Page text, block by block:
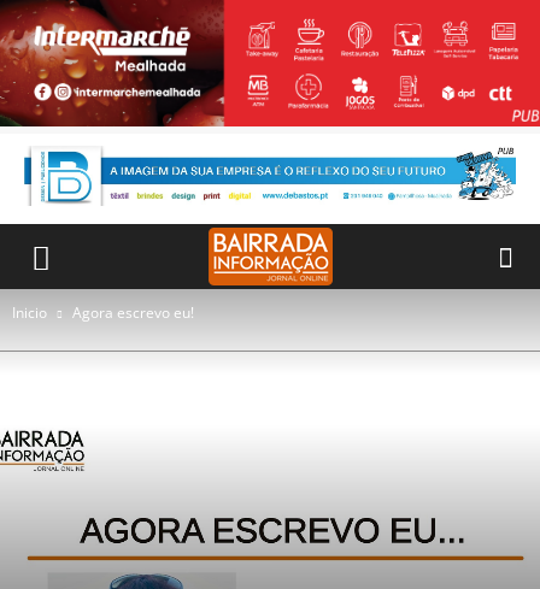
Inicio Agora escrevo eu!